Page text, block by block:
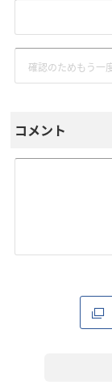
コメント